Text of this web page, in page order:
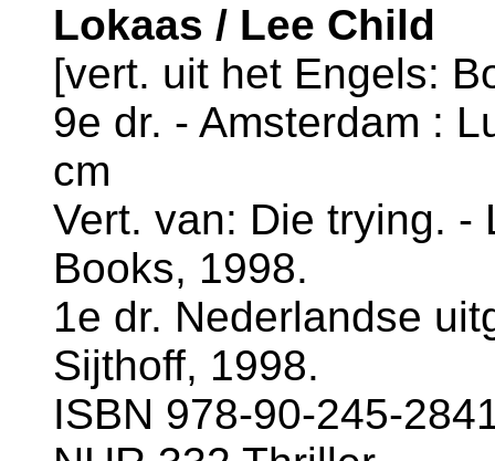
Lokaas / Lee Child
[vert. uit het Engels:
9e dr. - Amsterdam :
cm
Vert. van: Die trying. -
Books, 1998.
1e dr. Nederlandse
Sijthoff, 1998.
ISBN 978-90-245-